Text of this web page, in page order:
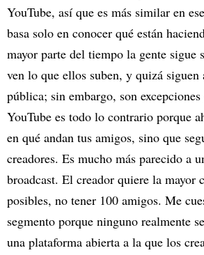
YouTube, así que es más similar en
basa solo en conocer qué están
mayor parte del tiempo la gente sigue
ven lo que ellos suben, y quizá siguen
pública; sin embargo, son
YouTube es todo lo contrario porque
en qué andan tus amigos, sino que
creadores. Es mucho más parecido a
broadcast. El creador quiere la mayor
posibles, no tener 100 amigos. Me
segmento porque ninguno realmente
una plataforma abierta a la que los